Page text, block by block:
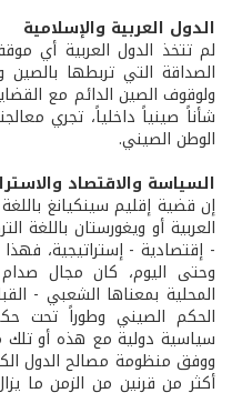
الدول العربية والإسلامية
لم تتخذ الدول العربية أي
الصداقة التي تربطها بالصين
ولوقوف الصين الدائم مع
شأناً صينياً داخلياً، تجري
الوطن الصيني.
السياسة والاقتصاد
إن قضية إقليم سينكيانغ
العربية أو ويغورستان باللغة
- إقتصادية - إستراتيجية، فهذا
وحتى اليوم، كان مجال
المحلية بمعناها الشعبي -
الحكم الصيني وطوراً تحت
سياسية دولية مع هذه أو تلك
ووفق منظومة مصالح الدول
أكثر من قرنين من الزمن ما